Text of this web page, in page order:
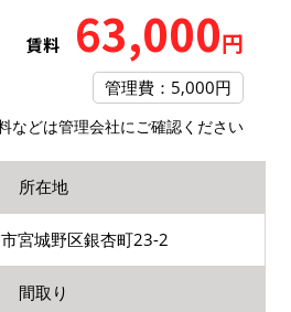
賃料 63,000円
管理費：5,000円
などは管理会社にご確認ください
所在地
宮城野区銀杏町23-2
間取り